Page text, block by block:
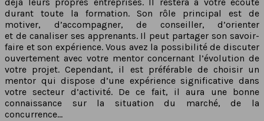
déjà leurs propres entreprises. Il restera à votre écoute
durant toute la formation. Son rôle principal est de
motiver, d’accompagner, de conseiller, d’orienter
et de canaliser ses apprenants. Il peut partager son savoir-
faire et son expérience. Vous avez la possibilité de discuter
ouvertement avec votre mentor concernant l’évolution de
votre projet. Cependant, il est préférable de choisir un
mentor qui dispose d’une expérience significative dans
votre secteur d’activité. De ce fait, il aura une bonne
connaissance sur la situation du marché, de la
concurrence…